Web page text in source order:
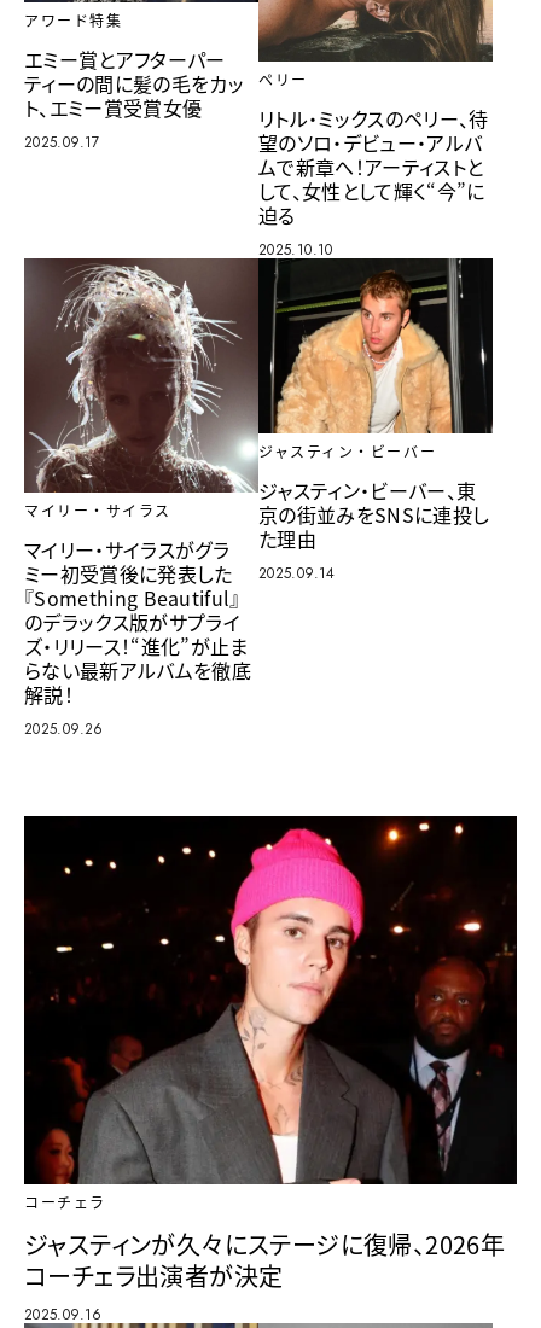
アワード特集
エミー賞とアフターパー
ティーの間に髪の毛をカッ
ト、エミー賞受賞女優
2025.09.17
ペリー
リトル・ミックスのペリー、待
望のソロ・デビュー・アルバ
ムで新章へ！アーティストと
して、女性として輝く“今”に
迫る
2025.10.10
マイリー・サイラス
マイリー・サイラスがグラ
ミー初受賞後に発表した
『Something Beautiful』
のデラックス版がサプライ
ズ・リリース！“進化”が止ま
らない最新アルバムを徹底
解説！
2025.09.26
ジャスティン・ビーバー
ジャスティン・ビーバー、東
京の街並みをSNSに連投し
た理由
2025.09.14
コーチェラ
ジャスティンが久々にステージに復帰、2026年
コーチェラ出演者が決定
2025.09.16